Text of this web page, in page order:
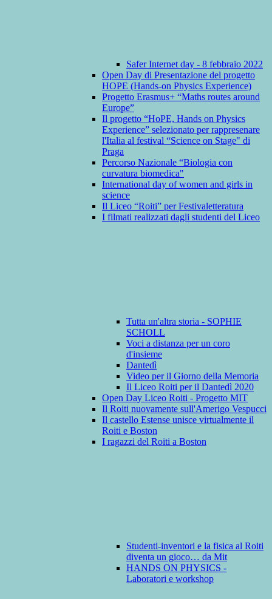
Safer Internet day - 8 febbraio 2022
Open Day di Presentazione del progetto
HOPE (Hands-on Physics Experience)
Progetto Erasmus+ “Maths routes around
Europe”
Il progetto “HoPE, Hands on Physics
Experience” selezionato per rappresenare
l'Italia al festival “Science on Stage" di
Praga
Percorso Nazionale “Biologia con
curvatura biomedica"
International day of women and girls in
science
Il Liceo “Roiti” per Festivaletteratura
I filmati realizzati dagli studenti del Liceo
Tutta un'altra storia - SOPHIE
SCHOLL
Voci a distanza per un coro
d'insieme
Dantedì
Video per il Giorno della Memoria
Il Liceo Roiti per il Dantedì 2020
Open Day Liceo Roiti - Progetto MIT
Il Roiti nuovamente sull'Amerigo Vespucci
Il castello Estense unisce virtualmente il
Roiti e Boston
I ragazzi del Roiti a Boston
Studenti-inventori e la fisica al Roiti
diventa un gioco… da Mit
HANDS ON PHYSICS -
Laboratori e workshop